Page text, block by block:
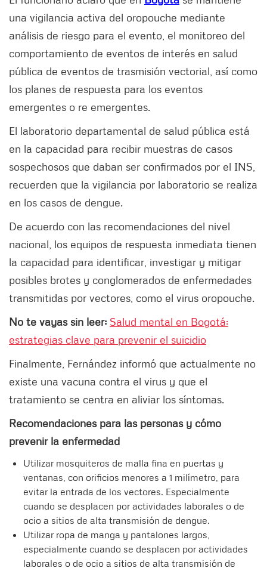
una vigilancia activa del oropouche mediante
análisis de riesgo para el evento, el monitoreo del
comportamiento de eventos de interés en salud
pública de eventos de trasmisión vectorial, así como
los planes de respuesta para los eventos
emergentes o re emergentes.
El laboratorio departamental de salud pública está
en la capacidad para recibir muestras de casos
sospechosos que daban ser confirmados por el INS,
recuerden que la vigilancia por laboratorio se realiza
en los casos de dengue.
De acuerdo con las recomendaciones del nivel
nacional, los equipos de respuesta inmediata tienen
la capacidad para identificar, investigar y mitigar
posibles brotes y conglomerados de enfermedades
transmitidas por vectores, como el virus oropouche.
No te vayas sin leer: Salud mental en Bogotá:
estrategias clave para prevenir el suicidio
Finalmente, Fernández informó que actualmente no
existe una vacuna contra el virus y que el
tratamiento se centra en aliviar los síntomas.
Recomendaciones para las personas y cómo
prevenir la enfermedad
Utilizar mosquiteros de malla fina en puertas y
ventanas, con orificios menores a 1 milímetro, para
evitar la entrada de los vectores. Especialmente
cuando se desplacen por actividades laborales o de
ocio a sitios de alta transmisión de dengue.
Utilizar ropa de manga y pantalones largos,
especialmente cuando se desplacen por actividades
laborales o de ocio a sitios de alta transmisión de